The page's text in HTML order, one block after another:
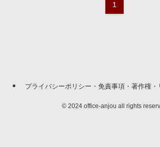
1
プライバシーポリシー・免責事項・著作権・
©2024 office-anjou all rights